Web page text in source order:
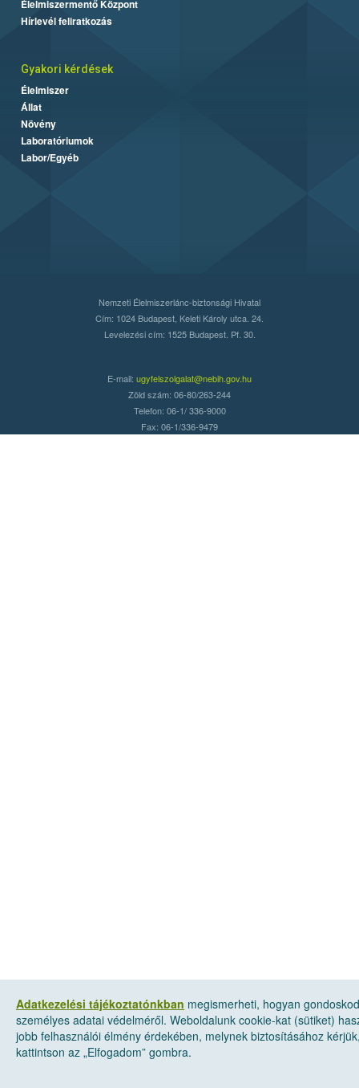
Adatkezelési tájékoztatónkban megismerheti, hogyan
személyes adatai védelméről. Weboldalunk cookie-kat (sütiket)
jobb felhasználói élmény érdekében, melynek biztosításához
kattintson az „Elfogadom” gombra.
Élelmiszermentő Központ
Hírlevél feliratkozás
Gyakori kérdések
Élelmiszer
Állat
Növény
Laboratóriumok
Labor/Egyéb
Nemzeti Élelmiszerlánc-biztonsági Hivatal
Cím: 1024 Budapest, Keleti Károly utca. 24.
Levelezési cím: 1525 Budapest. Pf. 30.
E-mail: ugyfelszolgalat@nebih.gov.hu
Zöld szám: 06-80/263-244
Telefon: 06-1/ 336-9000
Fax: 06-1/336-9479